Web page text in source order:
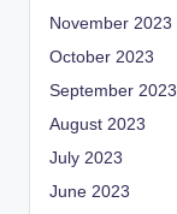
November 2023
October 2023
September 2023
August 2023
July 2023
June 2023